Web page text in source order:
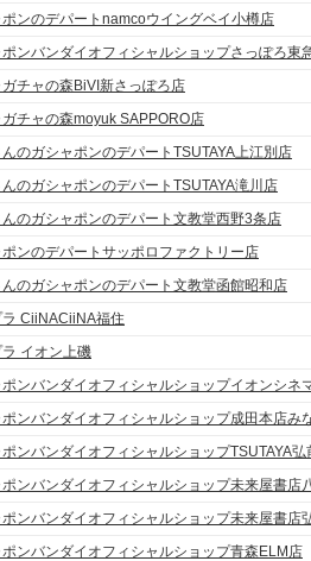
ポンのデパートnamcoウイングベイ小樽店
ポンバンダイオフィシャルショップさっぽろ東
ガチャの森BiVI新さっぽろ店
ガチャの森moyuk SAPPORO店
のガシャポンのデパートTSUTAYA上江別店
のガシャポンのデパートTSUTAYA滝川店
のガシャポンのデパート文教堂西野3条店
ポンのデパートサッポロファクトリー店
のガシャポンのデパート文教堂函館昭和店
ラ CiiNACiiNA福住
イオン上磯
ポンバンダイオフィシャルショップイオンシネ
ポンバンダイオフィシャルショップ成田本店み
ンバンダイオフィシャルショップTSUTAYA弘
ポンバンダイオフィシャルショップ未来屋書店
ポンバンダイオフィシャルショップ未来屋書店
ポンバンダイオフィシャルショップ青森ELM店